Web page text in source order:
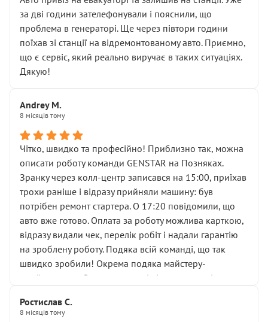
чіткого пояснення
( ну все зняли та доробили) дякую!
Окремий момент, який виглядає абсурдно:
мені заявили, що бачок гальмівної рідини потрібно
міняти разом із головним гальмівним циліндром у
Для людини, яка хоча б трохи розуміється на техніці,
це звучить як мінімум непрофесійно, а як максимум —
спроба продати дорогий вузол замість елементарних
ущільнювачів.
Що прикро — це не перший мій візит. Раніше міняв у
вас стартер, і тоді сервіс наче справив хороше
враження. Але згодом знайшов декілька гайок під
лобовим склом. Мені пояснили, що це “старі гайки, які
відкручували”, і попросили не хвилюватися. ( надіюсь
новий власник, не застяг в полі))
Але після нинішнього візиту такі дрібниці вже не
здаються дрібницями.
Я — клієнт, який працює на довірі, і саме її цей сервіс
Хотілося б більше:
• належної уваги до авто
за дві години зателефонували і пояснили, що
проблема в генераторі. Ще через півтори години
поїхав зі станції на відремонтованому авто. Приємно,
що є сервіс, який реально виручає в таких ситуаціях.
Дякую!
Andrey M.
8 місяців тому
Чітко, швидко та професійно! Приблизно так, можна
описати роботу команди GENSTAR на Позняках.
Зранку через колл-центр записався на 15:00, приїхав
трохи раніше і відразу прийняли машину: був
потрібен ремонт стартера. О 17:20 повідомили, що
авто вже готово. Оплата за роботу можлива карткою,
відразу видали чек, перелік робіт і надали гарантію
на зроблену роботу. Подяка всій команді, що так
швидко зробили! Окрема подяка майстеру-
приймальнику Олександру: всі чітко та по суті.
звертатися до цього автосервісу.
Ростислав С.
8 місяців тому